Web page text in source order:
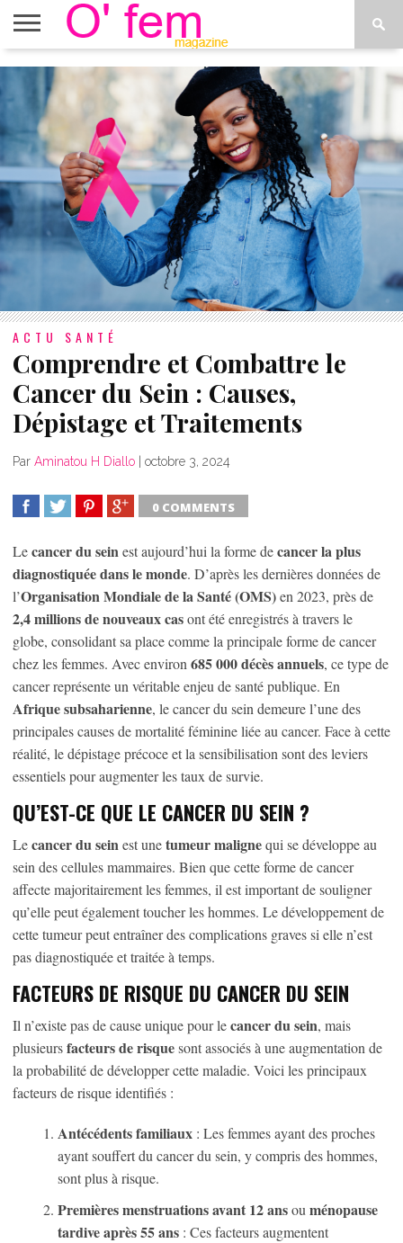
ACCUEIL
ACTU
O’FEM
ÉTOILES
DÉCONSTRUIRE
WEB
TV
PLUS
DE
MENUS
ACTU SANTÉ
Comprendre et Combattre le
Cancer du Sein : Causes,
Dépistage et Traitements
Par Aminatou H Diallo | octobre 3, 2024
0 COMMENTS
Lecancer du sein est aujourd’hui la forme decancer la plus
diagnostiquée dans le monde. D’après les dernières données de
l’Organisation Mondiale de la Santé (OMS)en 2023, près de
2,4 millions de nouveaux casont été enregistrés à travers le
globe, consolidant sa place comme la principale forme de cancer
chez les femmes. Avec environ 685 000 décès annuels, ce type de
cancer représente un véritable enjeu de santé publique. En
Afrique subsaharienne, le cancer du sein demeure l’une des
principales causes de mortalité féminine liée au cancer. Face à cette
réalité, le dépistage précoce et la sensibilisation sont des leviers
essentiels pour augmenter les taux de survie.
QU’EST-CE QUE LE CANCER DU SEIN ?
Lecancer du sein est unetumeur malignequi se développe au
sein des cellules mammaires. Bien que cette forme de cancer
affecte majoritairement les femmes, il est important de souligner
qu’elle peut également toucher les hommes. Le développement de
cette tumeur peut entraîner des complications graves si elle n’est
pas diagnostiquée et traitée à temps.
FACTEURS DE RISQUE DU CANCER DU SEIN
Il n’existe pas de cause unique pour lecancer du sein, mais
plusieursfacteurs de risquesont associés à une augmentation de
la probabilité de développer cette maladie. Voici les principaux
facteurs de risque identifiés :
Antécédents familiaux : Les femmes ayant des proches
ayant souffert du cancer du sein, y compris des hommes,
sont plus à risque.
Premières menstruations avant 12 ansou ménopause
tardive après 55 ans : Ces facteurs augmentent